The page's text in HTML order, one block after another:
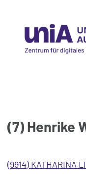
content
(7) Henrike
(9914) KATHARINA